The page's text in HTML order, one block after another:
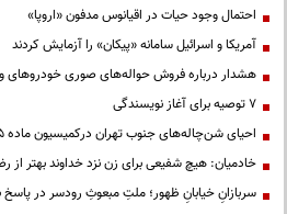
احتمال وجود حیات در اقیانوس مدفون «اروپا»
آمریکا و اسرائیل سامانه «پیکان» را آزمایش کردند
هشدار درباره فروش حواله‌های صوری خودروهای
۷ توصیه برای آغاز نویسندگی
احیای شن‌چاله‌های جنوب تهران درکمیسیون ماده ۵نهایی شد
خادمیان: هیچ شفیعی برای زن نزد خداوند بهتر
سربازانِ خیابانِ ظهور؛ ملتِ مبعوثِ رودسر در پاسخ